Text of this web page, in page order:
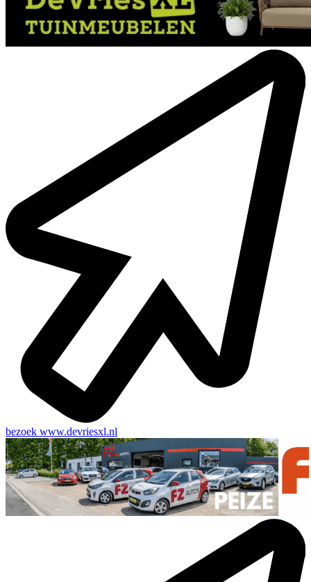
bezoek www.devriesxl.nl